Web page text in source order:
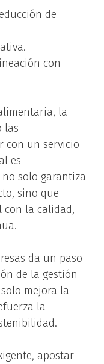
de
con
la
las
con un servicio
es
no solo garantiza
sino que
con la calidad,
da un paso
de la gestión
mejora la
la
apostar